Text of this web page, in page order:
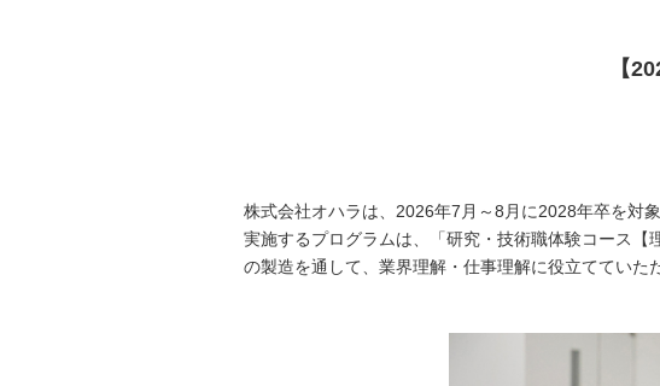
【
株式会社オハラは、 2026年7 月～8 月に2028年卒を対
実施するプログラムは、「研究・技術職体験コース【
の製造を通して、業界理解・仕事理解に役立てていた